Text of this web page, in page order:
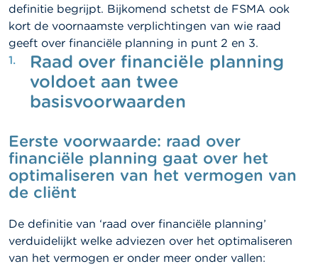
N
i
e
u
a
r
s
c
h
w
i
n
g
definitie begrijpt. Bijkomend schetst de FSMA ook
kort de voornaamste verplichtingen van wie raad
geeft over financiële planning in punt 2 en 3.
Raad over financiële planning
voldoet aan twee
basisvoorwaarden
Eerste voorwaarde: raad over
financiële planning gaat over het
optimaliseren van het vermogen van
de cliënt
De definitie van ‘raad over financiële planning’
verduidelijkt welke adviezen over het optimaliseren
van het vermogen er onder meer onder vallen: